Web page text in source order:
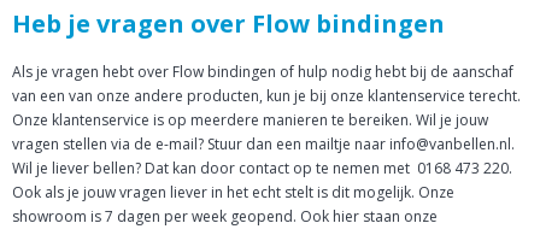
Heb je vragen over Flow bindingen
Als je vragen hebt over Flow bindingen of hulp nodig hebt bij de aanschaf
van een van onze andere producten, kun je bij onze klantenservice terecht.
Onze klantenservice is op meerdere manieren te bereiken. Wil je jouw
vragen stellen via de e-mail? Stuur dan een mailtje naar info@vanbellen.nl.
Wil je liever bellen? Dat kan door contact op te nemen met 0168 473 220.
Ook als je jouw vragen liever in het echt stelt is dit mogelijk. Onze
showroom is 7 dagen per week geopend. Ook hier staan onze